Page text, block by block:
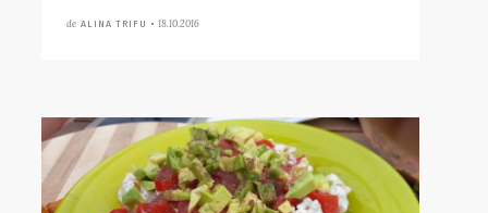
de ALINA TRIFU • 18.10.2016